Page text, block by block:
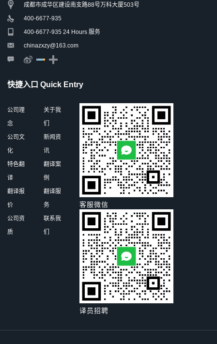
成都市成华区建设南支路88号万科大厦503号
400-6677-935
400-6677-935 24 Hours 服务
chinazxzy@163.com
快捷入口 Quick Entry
公司理
念
公司文
化
特色翻
译
翻译报
价
公司资
质
关于我
们
新闻资
讯
翻译案
例
翻译服
务
联系我
们
客服微信
译员招聘